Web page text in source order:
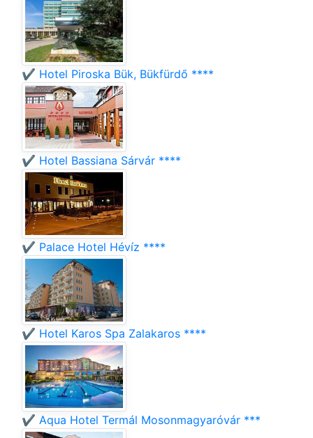
✔️ Hotel Piroska Bük, Bükfürdő ****
✔️ Hotel Bassiana Sárvár ****
✔️ Palace Hotel Hévíz ****
✔️ Hotel Karos Spa Zalakaros ****
✔️ Aqua Hotel Termál Mosonmagyaróvár ***